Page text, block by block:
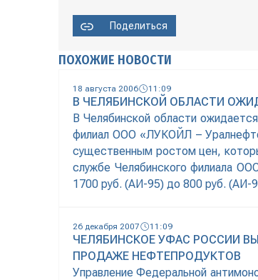
Поделиться
ПОХОЖИЕ НОВОСТИ
18 августа 2006 11:09
В ЧЕЛЯБИНСКОЙ ОБЛАСТИ
В Челябинской области
филиал ООО «ЛУКОЙЛ –
существенным ростом цен,
службе Челябинского филиала
1700 руб. (АИ-95) до 800 руб. (АИ-
26 декабря 2007 11:09
ЧЕЛЯБИНСКОЕ УФАС РОССИИ
ПРОДАЖЕ НЕФТЕПРОДУКТОВ
Управление Федеральной